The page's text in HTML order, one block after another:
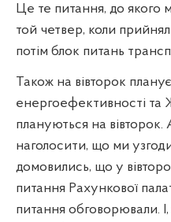
Це те питання, до якого
той четвер, коли
потім блок питань
Також на вівторок
енергоефективності та
плануються на вівторок.
наголосити, що ми
домовились, що у
питання Рахункової
питання обговорювали.